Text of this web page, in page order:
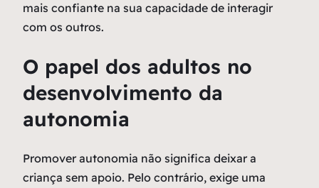
mais confiante na sua capacidade de interagir
com os outros.
O papel dos adultos no
desenvolvimento da
autonomia
Promover autonomia não significa deixar a
criança sem apoio. Pelo contrário, exige uma